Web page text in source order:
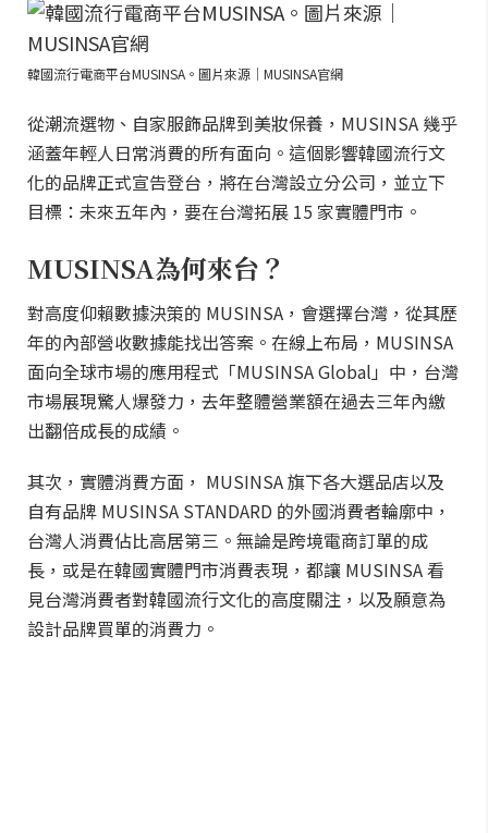
韓國流行電商平台MUSINSA。圖片來源｜MUSINSA官網
從潮流選物、自家服飾品牌到美妝保養，MUSINSA 幾乎
涵蓋年輕人日常消費的所有面向。這個影響韓國流行文
化的品牌正式宣告登台，將在台灣設立分公司，並立下
目標：未來五年內，要在台灣拓展 15 家實體門市。
MUSINSA為何來台？
對高度仰賴數據決策的 MUSINSA，會選擇台灣，從其歷
年的內部營收數據能找出答案。在線上布局，MUSINSA
面向全球市場的應用程式「MUSINSA Global」中，台灣
市場展現驚人爆發力，去年整體營業額在過去三年內繳
出翻倍成長的成績。
其次，實體消費方面， MUSINSA 旗下各大選品店以及
自有品牌 MUSINSA STANDARD 的外國消費者輪廓中，
台灣人消費佔比高居第三。無論是跨境電商訂單的成
長，或是在韓國實體門市消費表現，都讓 MUSINSA 看
見台灣消費者對韓國流行文化的高度關注，以及願意為
設計品牌買單的消費力。